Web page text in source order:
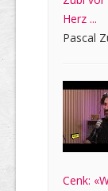
Herz ...
Pascal
Cenk: